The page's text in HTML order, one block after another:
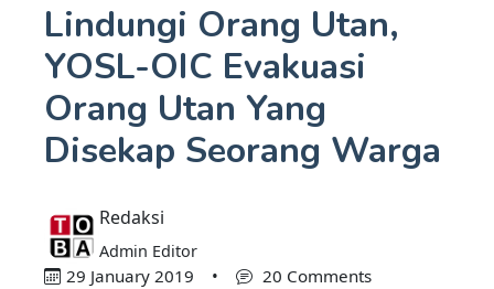
Lindungi Orang Utan,
YOSL-OIC Evakuasi
Orang Utan Yang
Disekap Seorang Warga
Redaksi
Admin Editor
29 January 2019 • 20 Comments